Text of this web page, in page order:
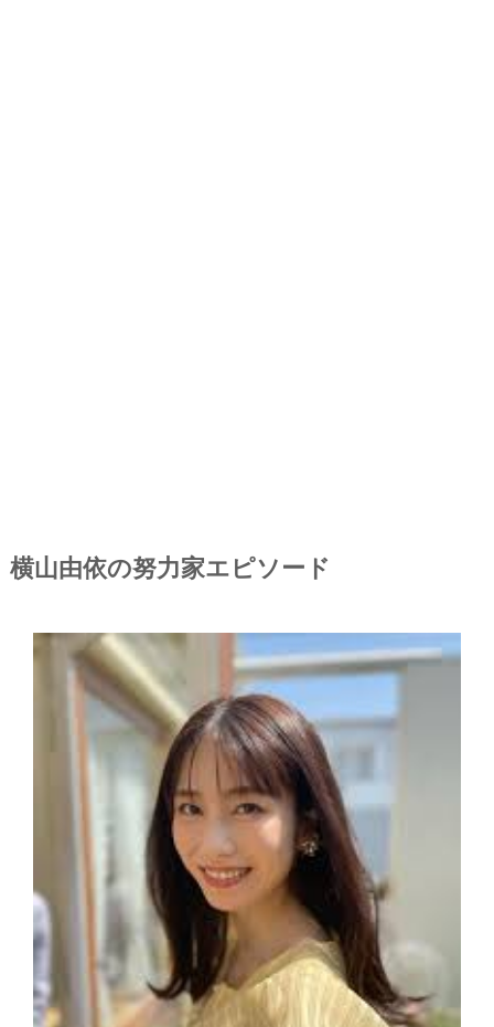
横山由依の努力家エピソード